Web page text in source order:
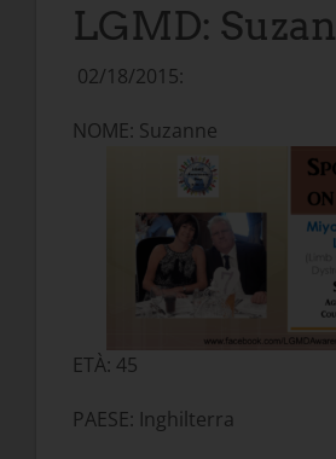
LGMD:
02/18/2015:
NOME: Suzanne
ETÀ: 45
PAESE: Inghilterra